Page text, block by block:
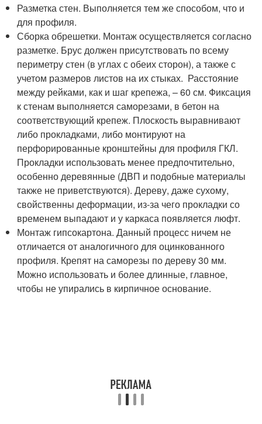
Разметка стен. Выполняется тем же способом, что и
для профиля.
Сборка обрешетки. Монтаж осуществляется согласно
разметке. Брус должен присутствовать по всему
периметру стен (в углах с обеих сторон), а также с
учетом размеров листов на их стыках. Расстояние
между рейками, как и шаг крепежа, – 60 см. Фиксация
к стенам выполняется саморезами, в бетон на
соответствующий крепеж. Плоскость выравнивают
либо прокладками, либо монтируют на
перфорированные кронштейны для профиля ГКЛ.
Прокладки использовать менее предпочтительно,
особенно деревянные (ДВП и подобные материалы
также не приветствуются). Дереву, даже сухому,
свойственны деформации, из-за чего прокладки со
временем выпадают и у каркаса появляется люфт.
Монтаж гипсокартона. Данный процесс ничем не
отличается от аналогичного для оцинкованного
профиля. Крепят на саморезы по дереву 30 мм.
Можно использовать и более длинные, главное,
чтобы не упирались в кирпичное основание.